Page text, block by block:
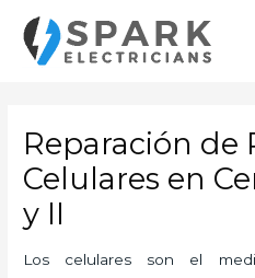
contenido
Reparación de
Celulares en
y II
Los celulares son el